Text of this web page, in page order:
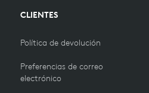
CLIENTES
Política de devolución
Preferencias de correo
electrónico